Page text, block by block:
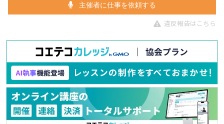
主催者に仕事を依頼する
違反報告はこちら